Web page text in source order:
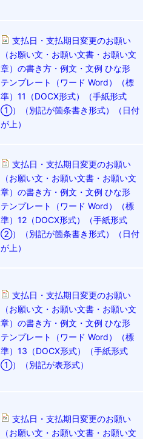
支払日・支払期日変更のお願い
（お願い文・お願い文書・お願い文
章）の書き方・例文・文例 ひな形
テンプレート（ワード Word）（標
準）11（DOCX形式）（手紙形式
①）（別記が箇条書き形式）（日付
が上）
支払日・支払期日変更のお願い
（お願い文・お願い文書・お願い文
章）の書き方・例文・文例 ひな形
テンプレート（ワード Word）（標
準）12（DOCX形式）（手紙形式
②）（別記が箇条書き形式）（日付
が上）
支払日・支払期日変更のお願い
（お願い文・お願い文書・お願い文
章）の書き方・例文・文例 ひな形
テンプレート（ワード Word）（標
準）13（DOCX形式）（手紙形式
①）（別記が表形式）
支払日・支払期日変更のお願い
（お願い文・お願い文書・お願い文